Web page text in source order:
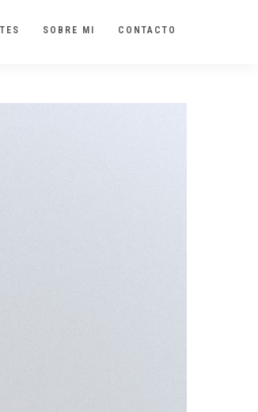
SOBRE MI CONTACTO